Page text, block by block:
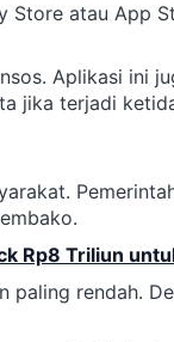
Store atau App
Aplikasi ini
jika terjadi
Rp8 Triliun
paling rendah.